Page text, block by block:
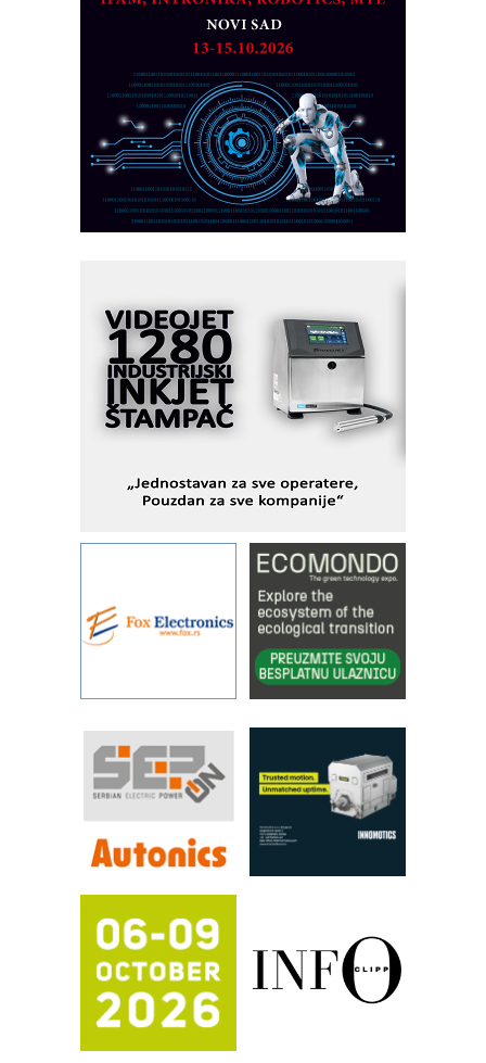
Detekcija različitih oblika
MAREX - Lim i mašine za savremena
rešenja
Marcom-plast d.o.o.- vaš pouzdan
partner
CTO - Prilagodite svoju toplinsku
obradu!
Razvoj asortimanskog pravca MINI-
PLC AKYTEC
MOTOMAN – NEXT-Robotika vođena
veštačkom inteligencijom
I.SAFE MOBILE revolucioniše
industrijsku automatizaciju
pionirskimmobile operator PANEL-OM
Fleksibilno stezanje i brzo
KIP KOP – napredna rešenja za
savremene industrijske i logističke
Alba d.o.o. – 35 godina preciznosti u
metrologiji i pametnim dozirnim
rešenjima
IBeRTIM - oprema za ispitivanje
STAUFF – Komponente koje
sistema
YAMADA pumpe – japanska
pouzdanost u transferu fluida
Filtration Group Industrial – Napredna
rešenja za filtraciju u hidrauličkim i
procesnim sistemima
FANUC: Najbolje za vašu pametnu
automatizaciju
Efikasno upravljanje energijom
Automatizacija pakovanja · Display
(Shelf-Ready) omotnice
Potpuna efikasnost bez složenih